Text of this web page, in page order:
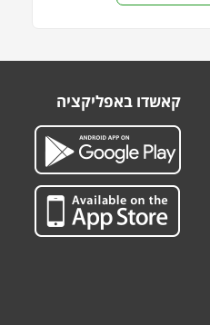
קאשדו באפליקציה